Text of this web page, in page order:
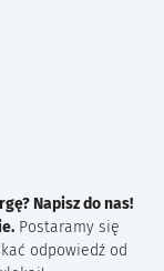
Napisz do nas!
Postaramy się
odpowiedź od